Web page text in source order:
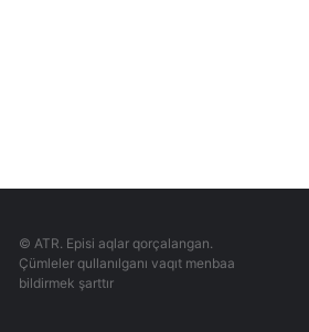
© ATR. Episi aqlar qorçalangan.
Çümleler qullanılganı vaqıt menbaa
bildirmek şarttır